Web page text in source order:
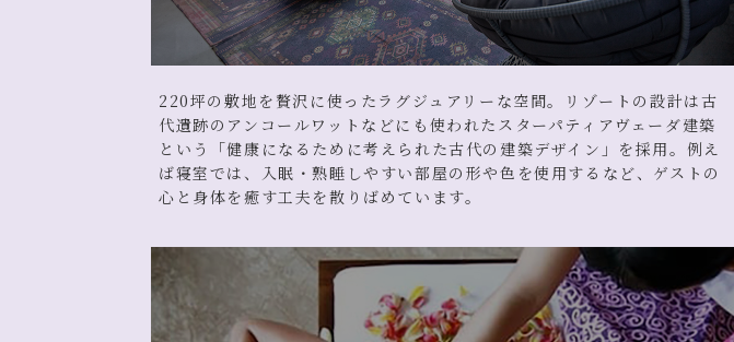
220坪の敷地を贅沢に使ったラグジュアリーな空間。リゾートの設計は古
代遺跡のアンコールワットなどにも使われたスターパティアヴェーダ建築
という「健康になるために考えられた古代の建築デザイン」を採用。例え
ば寝室では、入眠・熟睡しやすい部屋の形や色を使用するなど、ゲストの
心と身体を癒す工夫を散りばめています。